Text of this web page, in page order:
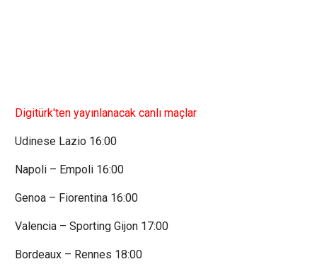
Digitürk'ten yayınlanacak canlı maçlar
Udinese Lazio 16:00
Napoli – Empoli 16:00
Genoa – Fiorentina 16:00
Valencia – Sporting Gijon 17:00
Bordeaux – Rennes 18:00